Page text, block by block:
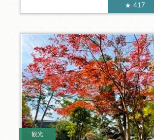
417
観光